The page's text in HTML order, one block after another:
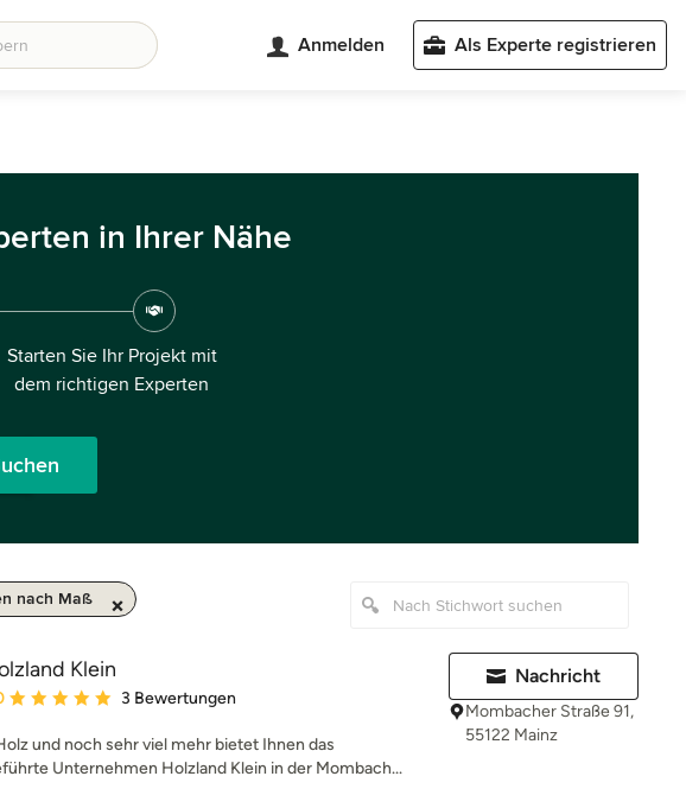
Anmelden Als Experte registrieren
in Ihrer Nähe
Starten Sie Ihr Projekt mit
dem richtigen Experten
nach Maß
Klein
Bewertung: 5 von 5 Sternen
3 Bewertungen
und noch sehr viel mehr bietet Ihnen das
Unternehmen Holzland Klein in der Mombach...
Nachricht
Mombacher Straße 91,
55122 Mainz